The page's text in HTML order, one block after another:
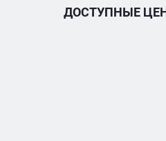
ДОСТУПНЫЕ